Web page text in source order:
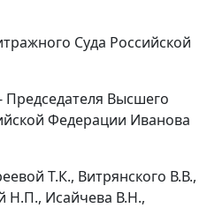
Суда Российской
Председателя Высшего
Федерации Иванова
Т.К., Витрянского В.В.,
Н.П., Исайчева В.Н.,